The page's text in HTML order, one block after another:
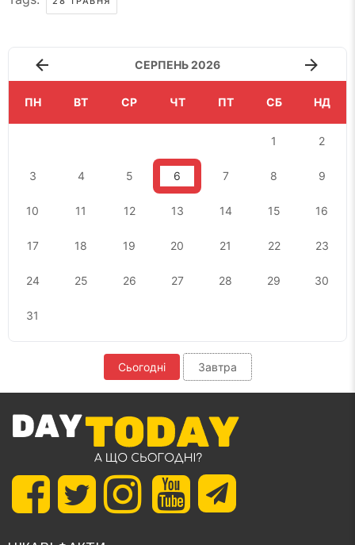
СЕРПЕНЬ 2026
ПН ВТ СР ЧТ ПТ СБ НД
1 2
3 4 5 6 7 8 9
10 11 12 13 14 15 16
17 18 19 20 21 22 23
24 25 26 27 28 29 30
31
Сьогодні Завтра